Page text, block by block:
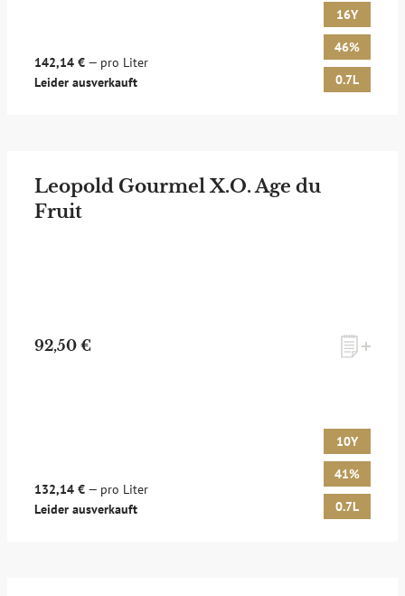
142,14 € — pro Liter
Leider ausverkauft
16Y
46%
0.7L
Leopold Gourmel X.O. Age du
Fruit
92,50 €
132,14 € — pro Liter
Leider ausverkauft
10Y
41%
0.7L
Möchten Sie ein für Newsletter-Abonnenten exklusives
auf dem Laufenden gehalten werden? Dann melden Sie sich